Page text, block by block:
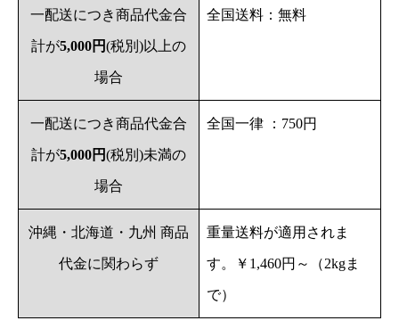
一配送につき商品代金合
計が5,000円(税別)以上の
場合
全国送料：無料
一配送につき商品代金合
計が5,000円(税別)未満の
場合
全国一律 ：750円
沖縄・北海道・九州 商品
代金に関わらず
重量送料が適用されま
す。￥1,460円～（2kgま
で）